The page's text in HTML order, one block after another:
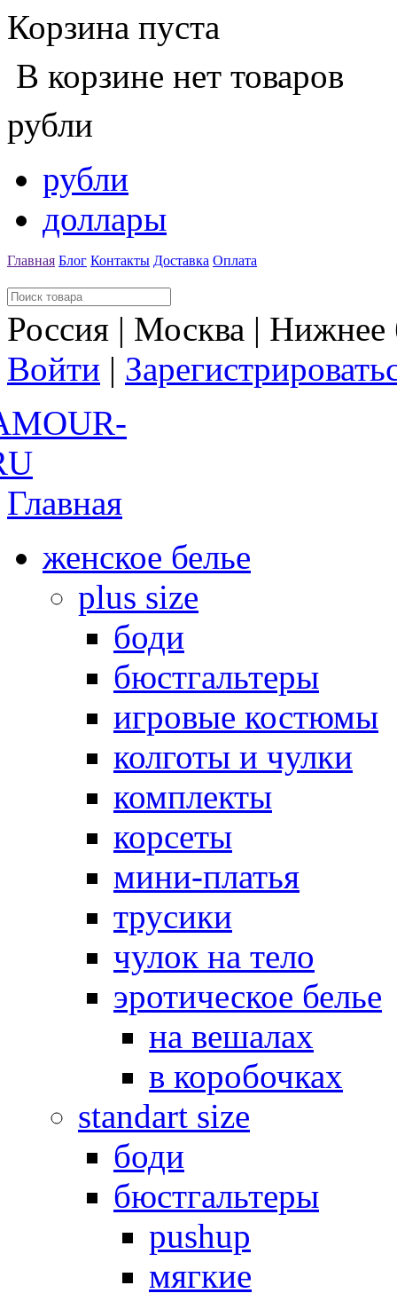
Корзина пуста
В корзине нет товаров
рубли
рубли
доллары
Главная Блог Контакты Доставка Оплата
Россия | Москва |
Войти |
Главная
женское белье
plus size
боди
бюстгальтеры
игровые костюмы
колготы и чулки
комплекты
корсеты
мини-платья
трусики
чулок на тело
эротическое белье
на вешалах
в коробочках
standart size
боди
бюстгальтеры
pushup
мягкие